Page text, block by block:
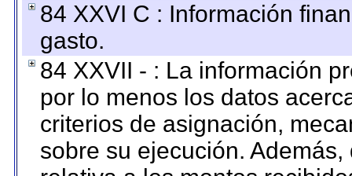
84 XXVI C : Información
gasto.
84 XXVII - : La información
por lo menos los datos
criterios de asignación,
sobre su ejecución.